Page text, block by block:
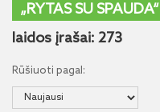
„RYTAS SU SPAUDA“
laidos įrašai: 273
Rūšiuoti pagal: